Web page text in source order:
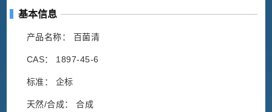
基本信息
产品名称： 百菌清
CAS： 1897-45-6
标准： 企标
天然/合成： 合成